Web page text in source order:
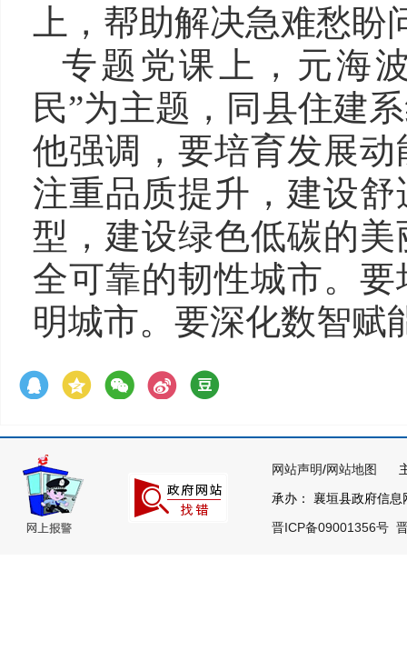
上，帮助解决急难愁盼
专题党课上，元海
民”为主题，同县住建
他强调，要培育发展
注重品质提升，建设
型，建设绿色低碳的
全可靠的韧性城市。
明城市。要深化数智赋
网站声明/网站地图
主
承办： 襄垣县政府信
晋ICP备09001356号